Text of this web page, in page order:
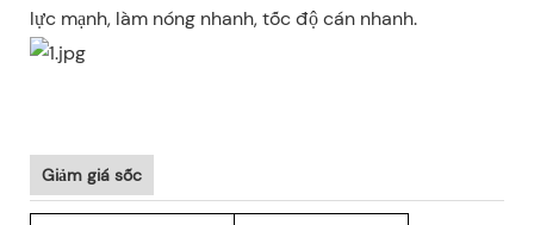
lực mạnh, làm nóng nhanh, tốc độ cán nhanh.
Giảm giá sốc